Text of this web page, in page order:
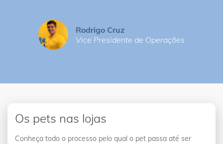
Rodrigo Cruz
Vice Presidente de Operações
Os pets nas lojas
Conheça todo o processo pelo qual o pet passa até ser